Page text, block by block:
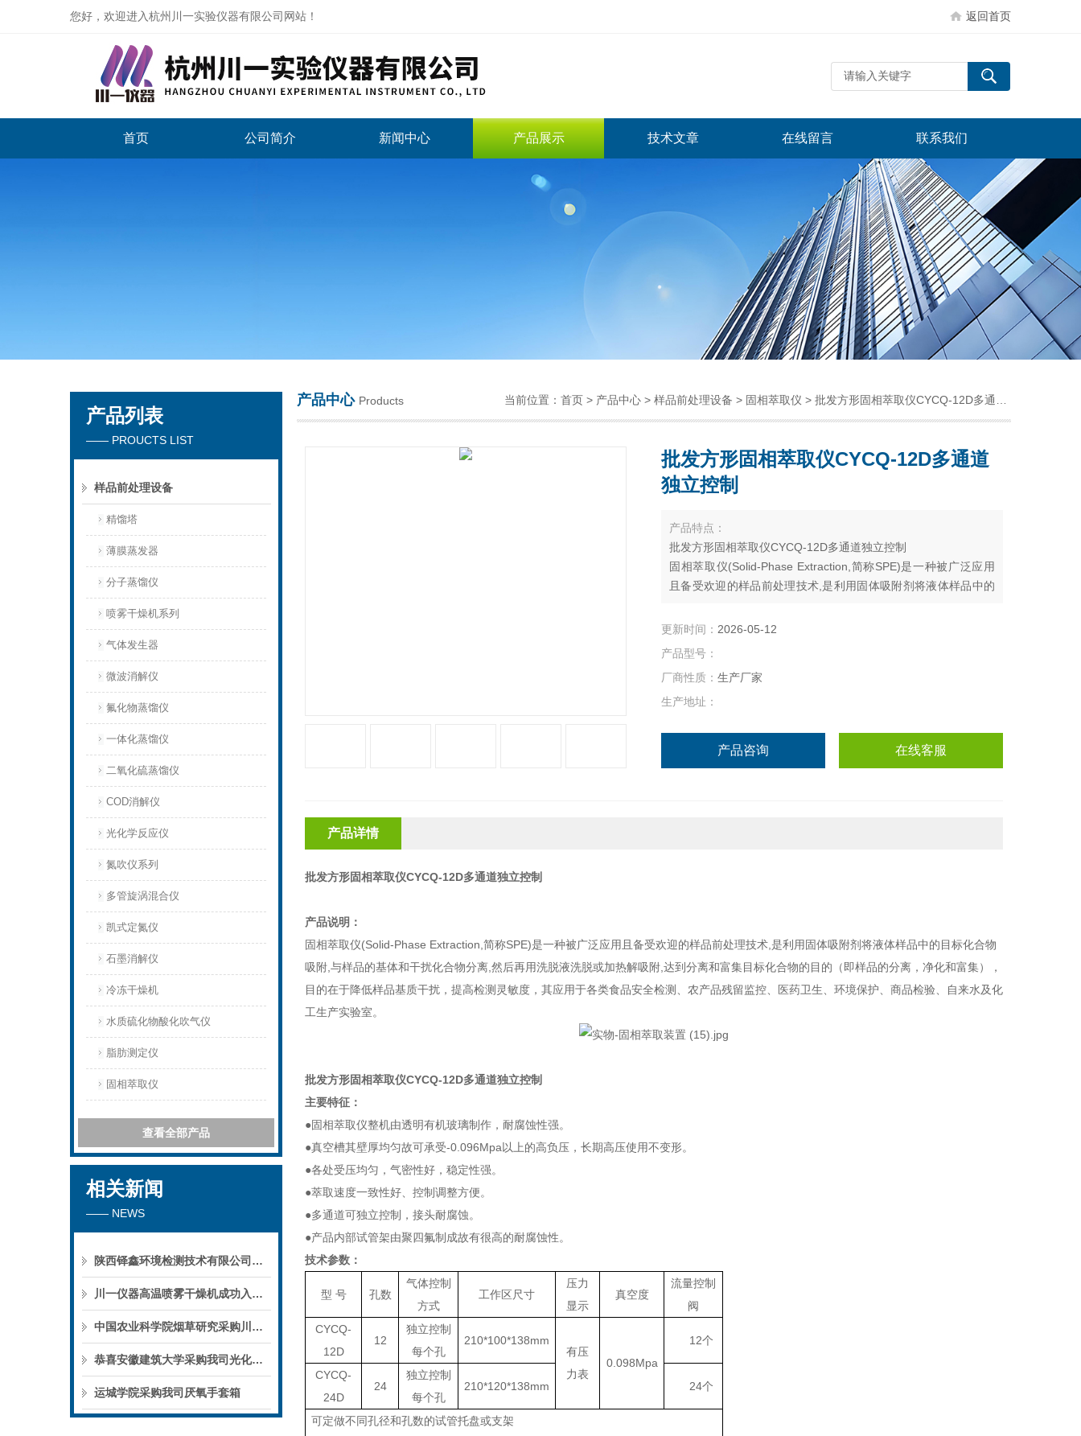
您好，欢迎进入杭州川一实验仪器有限公司网站！ 返回首页
杭州川一实验仪器有限公司
首页 公司简介 新闻中心 产品展示 技术文章 在线留言 联系我们
产品列表
—— PROUCTS LIST
样品前处理设备
精馏塔
薄膜蒸发器
分子蒸馏仪
喷雾干燥机系列
气体发生器
微波消解仪
氟化物蒸馏仪
一体化蒸馏仪
二氧化硫蒸馏仪
COD消解仪
光化学反应仪
氮吹仪系列
多管旋涡混合仪
凯式定氮仪
石墨消解仪
冷冻干燥机
水质硫化物酸化吹气仪
脂肪测定仪
固相萃取仪
查看全部产品
相关新闻
—— NEWS
陕西铎鑫环境检测技术有限公司采购我司全自动液液萃取仪
川一仪器高温喷雾干燥机成功入驻鄱阳职业学院，助力职业教育实训平台升级
中国农业科学院烟草研究采购川一仪器喷雾干燥机
恭喜安徽建筑大学采购我司光化学反应仪
运城学院采购我司厌氧手套箱
产品中心 Products 当前位置： 首页 > 产品中心 > 样品前处理设备 > 固相萃取仪 > 批发方形固相萃取仪CYCQ-12D多通道独立控制
批发方形固相萃取仪CYCQ-12D多通道
独立控制
产品特点：
批发方形固相萃取仪CYCQ-12D多通道独立控制
固相萃取仪(Solid-Phase Extraction,简称SPE)是一种被广泛应用
且备受欢迎的样品前处理技术,是利用固体吸附剂将液体样品中的
洗脱或加热解吸附
更新时间： 2026-05-12
产品型号：
厂商性质： 生产厂家
生产地址：
产品咨询 在线客服
产品详情
批发方形固相萃取仪CYCQ-12D多通道独立控制
产品说明：
固相萃取仪(Solid-Phase Extraction,简称SPE)是一种被广泛应用且备受欢迎的样品前处理技术,是利用固体吸附剂将液体样品中的目标化合物
吸附,与样品的基体和干扰化合物分离,然后再用洗脱液洗脱或加热解吸附,达到分离和富集目标化合物的目的（即样品的分离，净化和富集），
目的在于降低样品基质干扰，提高检测灵敏度，其应用于各类食品安全检测、农产品残留监控、医药卫生、环境保护、商品检验、自来水及化
工生产实验室。
批发方形固相萃取仪CYCQ-12D多通道独立控制
主要特征：
●固相萃取仪整机由透明有机玻璃制作，耐腐蚀性强。
●真空槽其壁厚均匀故可承受-0.096Mpa以上的高负压，长期高压使用不变形。
●各处受压均匀，气密性好，稳定性强。
●萃取速度一致性好、控制调整方便。
●多通道可独立控制，接头耐腐蚀。
●产品内部试管架由聚四氟制成故有很高的耐腐蚀性。
技术参数：
型 号 孔数
气体控制
方式
工作区尺寸
压力
显示
真空度
流量控制
阀
CYCQ-
12D
12
独立控制
每个孔
210*100*138mm
有压
力表
0.098Mpa
12个
CYCQ-
24D
24
独立控制
每个孔
210*120*138mm 24个
可定做不同孔径和孔数的试管托盘或支架